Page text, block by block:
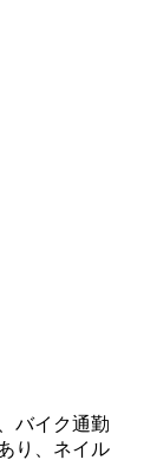
バイク通勤
り、ネイル